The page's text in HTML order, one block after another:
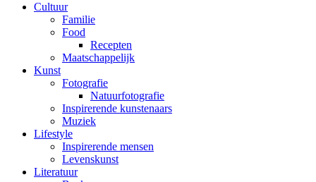
Cultuur
Familie
Food
Recepten
Maatschappelijk
Kunst
Fotografie
Natuurfotografie
Inspirerende kunstenaars
Muziek
Lifestyle
Inspirerende mensen
Levenskunst
Literatuur